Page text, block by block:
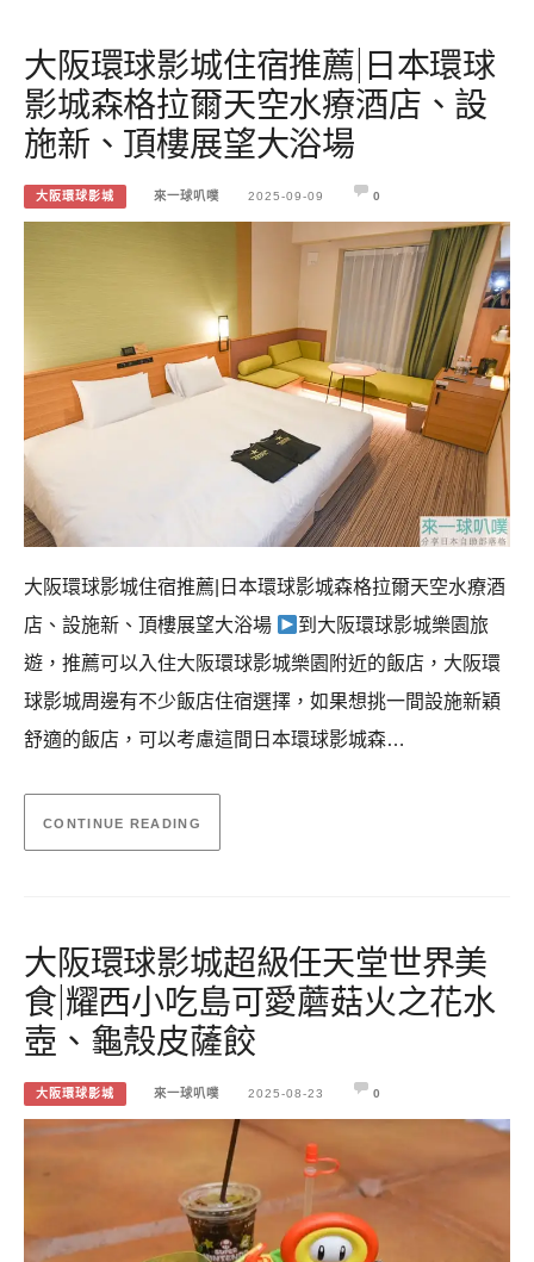
大阪環球影城住宿推薦|日本環球
影城森格拉爾天空水療酒店、設
施新、頂樓展望大浴場
大阪環球影城 來一球叭噗 2025-09-09 0
大阪環球影城住宿推薦|日本環球影城森格拉爾天空水療酒
店、設施新、頂樓展望大浴場
到大阪環球影城樂園旅
遊，推薦可以入住大阪環球影城樂園附近的飯店，大阪環
球影城周邊有不少飯店住宿選擇，如果想挑一間設施新穎
舒適的飯店，可以考慮這間日本環球影城森…
CONTINUE READING
大阪環球影城超級任天堂世界美
食|耀西小吃島可愛蘑菇火之花水
壺、龜殼皮薩餃
大阪環球影城 來一球叭噗 2025-08-23 0